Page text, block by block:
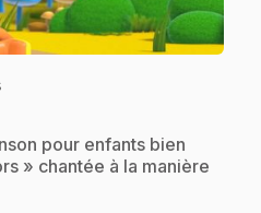
.
pour enfants bien
» chantée à la manière